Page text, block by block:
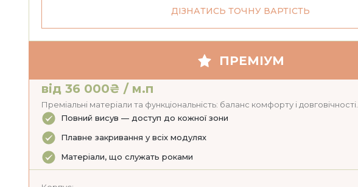
ДІЗНАТИСЬ ТОЧНУ ВАРТІСТЬ
ПРЕМІУМ
від 36 000₴ / м.п
Преміальні матеріали та функціональність: баланс комфорту і довговічності.
Повний висув — доступ до кожної зони
Плавне закривання у всіх модулях
Матеріали, що служать роками